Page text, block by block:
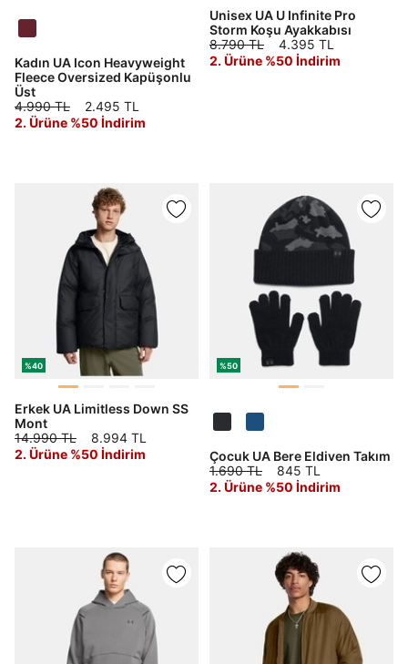
Kadın UA Icon Heavyweight
Fleece Oversized Kapüşonlu
Üst
4.990 TL
2.495 TL
2. Ürüne %50 İndirim
Unisex UA U Infinite Pro
Storm Koşu Ayakkabısı
8.790 TL
4.395 TL
2. Ürüne %50 İndirim
%40
Erkek UA Limitless Down SS
Mont
14.990 TL
8.994 TL
2. Ürüne %50 İndirim
%50
Çocuk UA Bere Eldiven Takım
1.690 TL
845 TL
2. Ürüne %50 İndirim